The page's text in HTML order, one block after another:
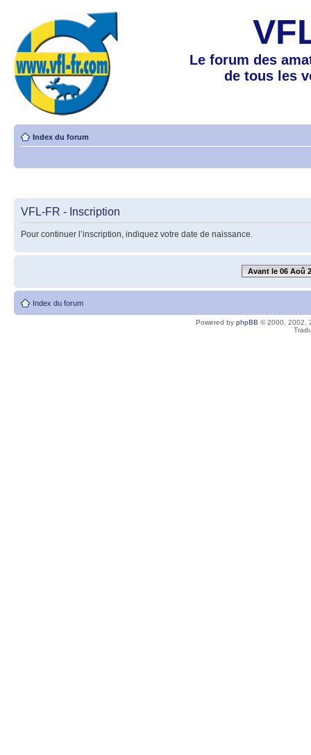
Le forum des
de tous les
Index du forum
VFL-FR - Inscription
Pour continuer l’inscription, indiquez votre date de naissance.
Avant le 06 Aoû
Index du forum
Powered by phpBB © 2000, 2002,